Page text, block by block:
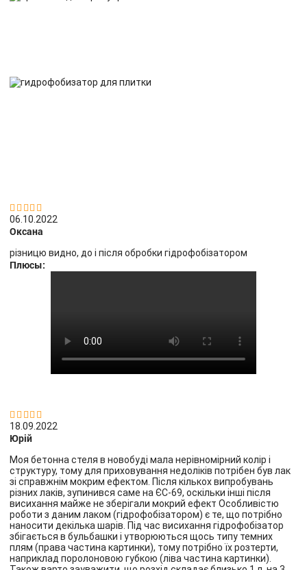


06.10.2022
Оксана
різницю видно, до і після обробки гідрофобізатором
Плюсы:


18.09.2022
Юрій
Моя бетонна стеля в новобуді мала нерівномірний колір і
структуру, тому для приховування недоліків потрібен був лак
зі справжнім мокрим ефектом. Після кількох випробувань
різних лаків, зупинився саме на ЄС-69, оскільки інші після
висихання майже не зберігали мокрий ефект Особливістю
роботи з даним лаком (гідрофобізатором) є те, що потрібно
наносити декілька шарів. Під час висихання гідрофобізатор
збігається в бульбашки і утворюються щось типу темних
плям (права частина картинки), тому потрібно їх розтерти,
наприклад поролоновою губкою (ліва частина картинки).